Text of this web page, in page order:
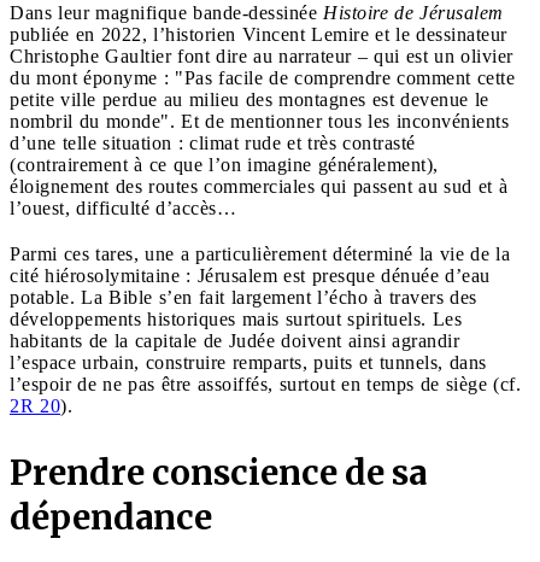
Dans leur magnifique bande-dessinée Histoire de Jérusalem
publiée en 2022, l’historien Vincent Lemire et le dessinateur
Christophe Gaultier font dire au narrateur – qui est un olivier
du mont éponyme : "Pas facile de comprendre comment cette
petite ville perdue au milieu des montagnes est devenue le
nombril du monde". Et de mentionner tous les inconvénients
d’une telle situation : climat rude et très contrasté
(contrairement à ce que l’on imagine généralement),
éloignement des routes commerciales qui passent au sud et à
l’ouest, difficulté d’accès…
Parmi ces tares, une a particulièrement déterminé la vie de la
cité hiérosolymitaine : Jérusalem est presque dénuée d’eau
potable. La Bible s’en fait largement l’écho à travers des
développements historiques mais surtout spirituels. Les
habitants de la capitale de Judée doivent ainsi agrandir
l’espace urbain, construire remparts, puits et tunnels, dans
l’espoir de ne pas être assoiffés, surtout en temps de siège (cf.
2R 20).
Prendre conscience de sa
dépendance